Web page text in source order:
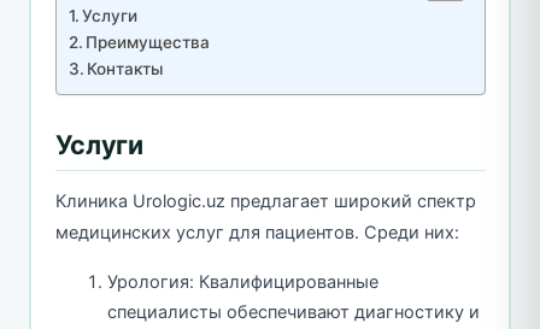
Услуги
Преимущества
Контакты
Услуги
Клиника Urologic.uz предлагает широкий спектр
медицинских услуг для пациентов. Среди них:
Урология: Квалифицированные
специалисты обеспечивают диагностику и